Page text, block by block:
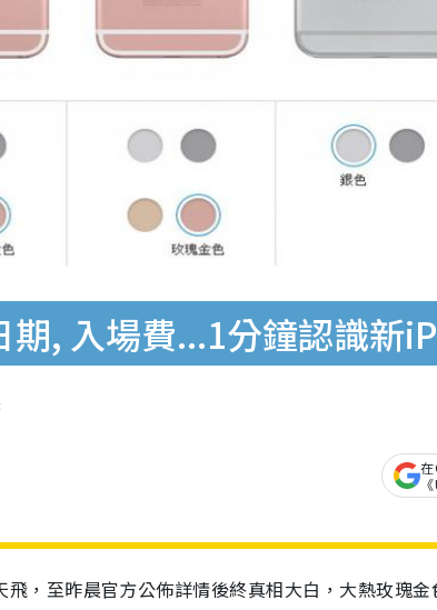
期, 入場費...1分鐘認識新
，至昨晨官方公佈詳情後終真相大白，大熱玫瑰